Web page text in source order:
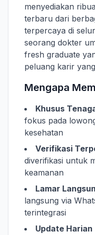
menyediakan
terbaru dari
terpercaya di
seorang dokter
fresh graduate
peluang karir
Mengapa
Khusus
fokus pada
kesehatan
Verifikasi
diverifikasi untuk
keamanan
Lamar
langsung via
terintegrasi
Update Harian